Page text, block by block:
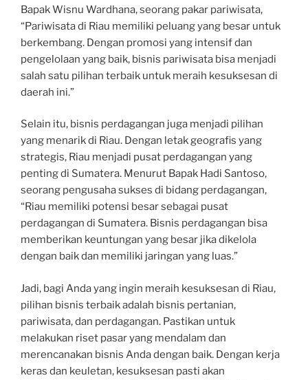
Bapak Wisnu Wardhana, seorang pakar pariwisata,
“Pariwisata di Riau memiliki peluang yang besar untuk
berkembang. Dengan promosi yang intensif dan
pengelolaan yang baik, bisnis pariwisata bisa menjadi
salah satu pilihan terbaik untuk meraih kesuksesan di
daerah ini.”
Selain itu, bisnis perdagangan juga menjadi pilihan
yang menarik di Riau. Dengan letak geografis yang
strategis, Riau menjadi pusat perdagangan yang
penting di Sumatera. Menurut Bapak Hadi Santoso,
seorang pengusaha sukses di bidang perdagangan,
“Riau memiliki potensi besar sebagai pusat
perdagangan di Sumatera. Bisnis perdagangan bisa
memberikan keuntungan yang besar jika dikelola
dengan baik dan memiliki jaringan yang luas.”
Jadi, bagi Anda yang ingin meraih kesuksesan di Riau,
pilihan bisnis terbaik adalah bisnis pertanian,
pariwisata, dan perdagangan. Pastikan untuk
melakukan riset pasar yang mendalam dan
merencanakan bisnis Anda dengan baik. Dengan kerja
keras dan keuletan, kesuksesan pasti akan